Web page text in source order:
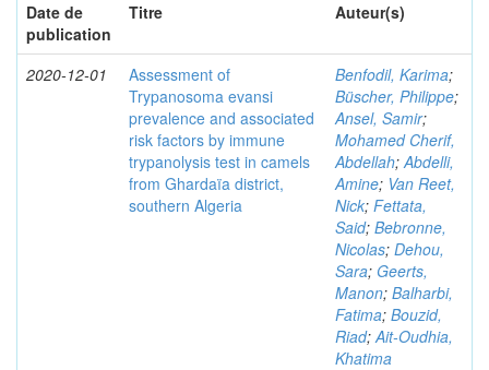
Date de
publication
Titre Auteur(s)
2020-12-01
Assessment of
Trypanosoma evansi
prevalence and associated
risk factors by immune
trypanolysis test in camels
from Ghardaïa district,
southern Algeria
Benfodil, Karima;
Büscher, Philippe;
Ansel, Samir;
Mohamed Cherif,
Abdellah;Abdelli,
Amine; Van Reet,
Nick; Fettata,
Said; Bebronne,
Nicolas; Dehou,
Sara; Geerts,
Manon; Balharbi,
Fatima; Bouzid,
Riad;Ait-Oudhia,
Khatima